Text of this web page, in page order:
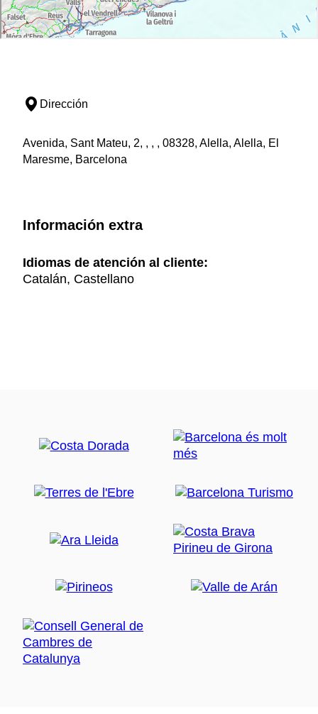
Dirección
Avenida, Sant Mateu, 2, , , , 08328, Alella, Alella, El
Maresme, Barcelona
Información extra
Idiomas de atención al cliente:
Catalán, Castellano